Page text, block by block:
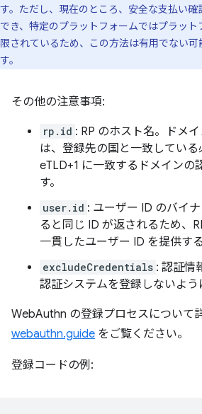
す。ただし、現在のところ、安全な支払い
でき、特定のプラットフォームではプラッ
限されているため、この方法は有用でない
す。
その他の注意事項:
rp.id : RP のホスト名。ドメ
は、登録先の国と一致している
eTLD+1 に一致するドメインの
す。
user.id : ユーザー ID のバイ
ると同じ ID が返されるため、
一貫したユーザー ID を提供す
excludeCredentials : 認証情
認証システムを登録しないよう
WebAuthn の登録プロセスについて
webauthn.guide をご覧ください。
登録コードの例: